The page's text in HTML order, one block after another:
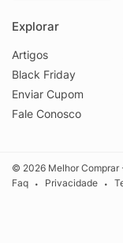
Explorar
Artigos
Black Friday
Enviar Cupom
Fale Conosco
© 2026 Melhor
Faq
• Privacidade •